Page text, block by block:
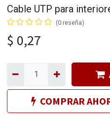
Cable UTP para
(0 reseña)
$ 0,27
COMPRAR